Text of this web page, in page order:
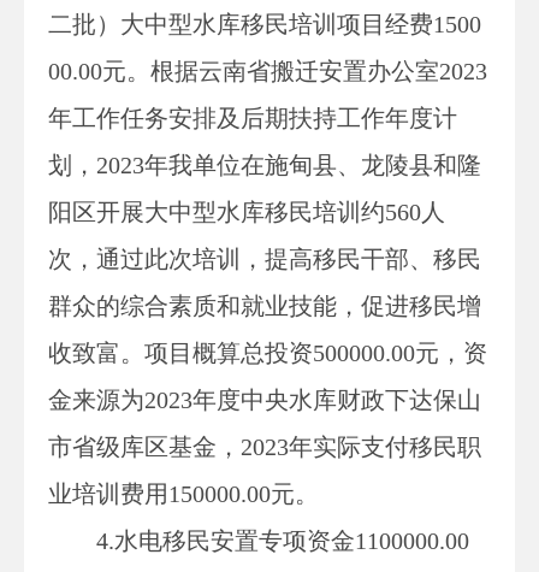
二批）大中型水库移民培训项目经费1500
00.00元。根据云南省搬迁安置办公室2023
年工作任务安排及后期扶持工作年度计
划， 2023年我单位在施甸县、龙陵县和隆
阳区开展大中型水库移民培训 约560人
次， 通过此次培训 ， 提高移民干部、移民
群众的综合素质和就业技能， 促进移民增
收致富。项目概算总投资500000.00元，资
金来源为2023年度中央水库财政下达保山
市省级库区基金，2023年实际支付移民职
业培训费用150000.00元。
4.水电移民安置专项资金1100000.00